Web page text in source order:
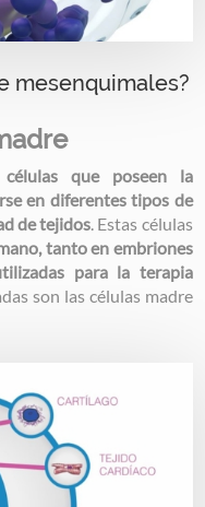
mesenquimales?
células que poseen la
en diferentes tipos de
de tejidos. Estas células
tanto en embriones
para la terapia
son las células madre